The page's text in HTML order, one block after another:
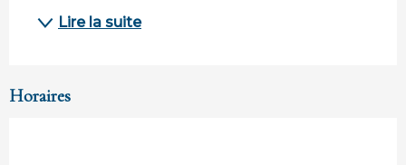
Lire la suite
Horaires